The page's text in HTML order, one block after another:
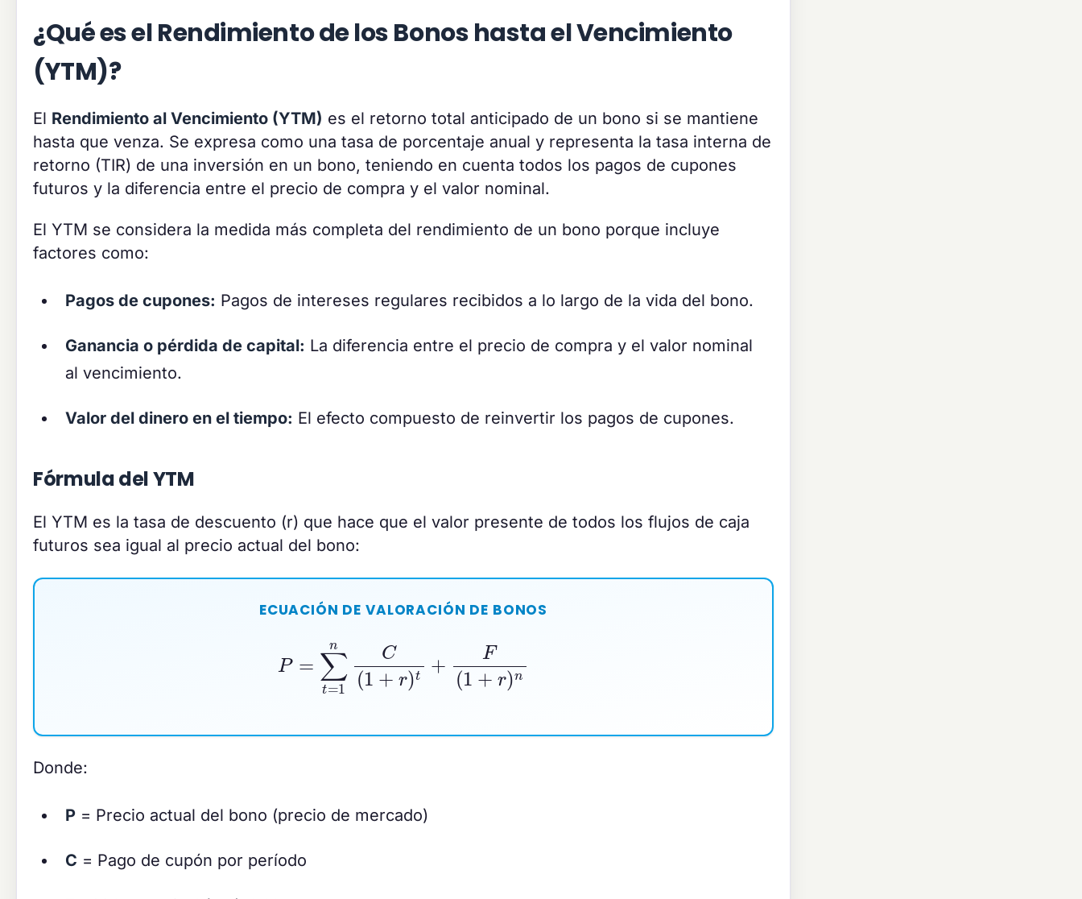
¿Qué es el Rendimiento de los Bonos hasta el Vencimiento
(YTM)?
El Rendimiento al Vencimiento (YTM) es el retorno total anticipado de un bono si se mantiene
hasta que venza. Se expresa como una tasa de porcentaje anual y representa la tasa interna de
retorno (TIR) de una inversión en un bono, teniendo en cuenta todos los pagos de cupones
futuros y la diferencia entre el precio de compra y el valor nominal.
El YTM se considera la medida más completa del rendimiento de un bono porque incluye
factores como:
Pagos de cupones: Pagos de intereses regulares recibidos a lo largo de la vida del bono.
Ganancia o pérdida de capital: La diferencia entre el precio de compra y el valor nominal
al vencimiento.
Valor del dinero en el tiempo: El efecto compuesto de reinvertir los pagos de cupones.
Fórmula del YTM
El YTM es la tasa de descuento (r) que hace que el valor presente de todos los flujos de caja
futuros sea igual al precio actual del bono:
ECUACIÓN DE VALORACIÓN DE BONOS
∑t C(1 +r)
Donde:
P = Precio actual del bono (precio de mercado)
C = Pago de cupón por período